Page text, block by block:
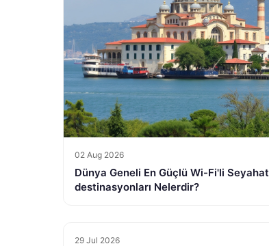
02 Aug 2026
Dünya Geneli En Güçlü Wi-Fi'li Seyahat
destinasyonları Nelerdir?
29 Jul 2026